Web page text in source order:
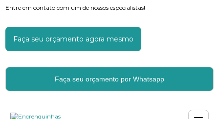
Entre em contato com um de nossos especialistas!
Faça seu orçamento agora mesmo
Faça seu orçamento por Whatsapp